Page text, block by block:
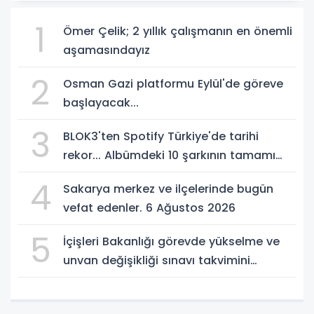
1
Ömer Çelik; 2 yıllık çalışmanın en önemli
aşamasındayız
2
Osman Gazi platformu Eylül'de göreve
başlayacak...
3
BLOK3'ten Spotify Türkiye'de tarihi
rekor... Albümdeki 10 şarkının tamamı
4
Sakarya merkez ve ilçelerinde bugün
vefat edenler. 6 Ağustos 2026
5
İçişleri Bakanlığı görevde yükselme ve
unvan değişikliği sınavı takvimini